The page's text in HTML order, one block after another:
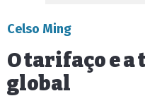
Celso Ming
O tarifaço e
global